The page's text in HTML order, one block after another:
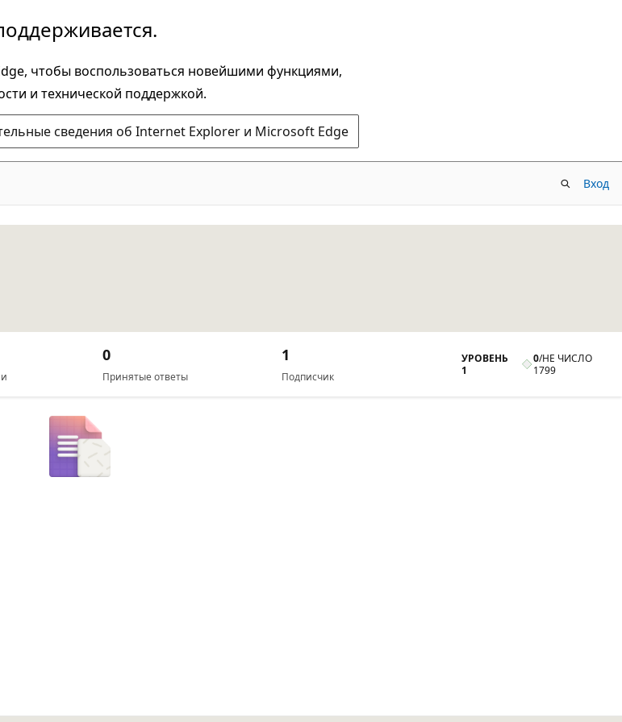
чтобы воспользоваться новейшими функциями,
и технической поддержкой.
сведения об Internet Explorer и Microsoft Edge
Вход
Принятые ответы
0
Подписчик
1
УРОВЕНЬ
1
0/НЕ ЧИСЛО
1799